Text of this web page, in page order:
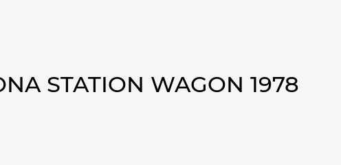
STATION WAGON 1978